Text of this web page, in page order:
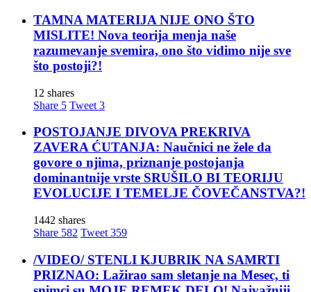
TAMNA MATERIJA NIJE ONO ŠTO
MISLITE! Nova teorija menja naše
razumevanje svemira, ono što vidimo nije sve
što postoji?!
12 shares
Share 5 Tweet 3
POSTOJANJE DIVOVA PREKRIVA
ZAVERA ĆUTANJA: Naučnici ne žele da
govore o njima, priznanje postojanja
dominantnije vrste SRUŠILO BI TEORIJU
EVOLUCIJE I TEMELJE ČOVEČANSTVA?!
1442 shares
Share 582 Tweet 359
/VIDEO/ STENLI KJUBRIK NA SAMRTI
PRIZNAO: Lažirao sam sletanje na Mesec, ti